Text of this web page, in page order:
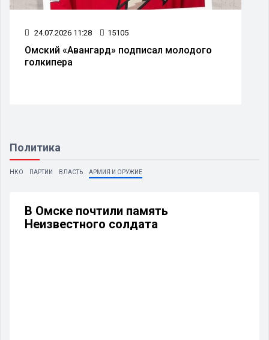
24.07.2026 11:28 15105
Омский «Авангард» подписал молодого
голкипера
Политика
НКО ПАРТИИ ВЛАСТЬ АРМИЯ И ОРУЖИЕ
В Омске почтили память
Неизвестного солдата